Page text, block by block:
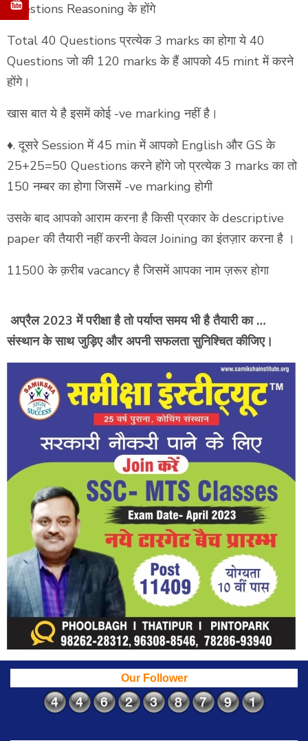
Questions Reasoning के होंगे
Total 40 Questions प्रत्येक 3 marks का होगा ये 40
Questions जो की 120 marks के हैं आपको 45 mint में करने
होंगे।
खास बात ये है इसमें कोई -ve marking नहीं है।
♦️. दूसरे Session में 45 min में आपको English और GS के
25+25=50 Questions करने होंगे जो प्रत्येक 3 marks का तो
150 नम्बर का होगा जिसमें -ve marking होगी
उसके बाद आपको आराम करना है किसी प्रकार के descriptive
paper की तैयारी नहीं करनी केवल Joining का इंतज़ार करना है ।
11500 के क़रीब vacancy है जिसमें आपका नाम ज़रूर होगा
अप्रैल 2023 में परीक्षा है तो पर्याप्त समय भी है तैयारी का …
संस्थान के साथ जुड़िए और अपनी सफलता सुनिश्चित कीजिए।
Our Follower